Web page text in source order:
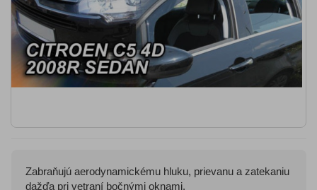
Zabraňujú aerodynamickému hluku, prievanu a zatekaniu
dažďa pri vetraní bočnými oknami.